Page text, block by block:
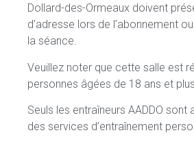
Dollard-des-Ormeaux doivent
d’adresse lors de l’abonnement
la séance.
Veuillez noter que cette salle est
personnes âgées de 18 ans et plus.
Seuls les entraîneurs AADDO sont
des services d’entraînement